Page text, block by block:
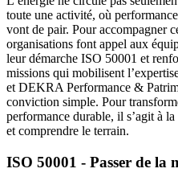
toute une activité, où
vont de pair. Pour accompagner
organisations font appel aux
leur démarche ISO 50001 et
missions qui mobilisent
et DEKRA Performance &
conviction simple. Pour
performance durable, il s’agit à
et comprendre le terrain.
ISO 50001 - Passer de la